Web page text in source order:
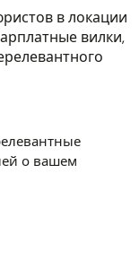
в локации
вилки,
о вашем